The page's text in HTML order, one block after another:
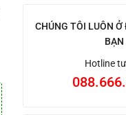
CHÚNG TÔI LUÔN
BẠN
Hotline